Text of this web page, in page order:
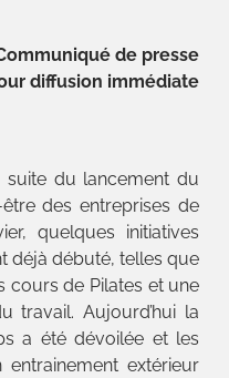
de presse
diffusion immédiate
suite du lancement du
des entreprises de
quelques initiatives
déjà débuté, telles que
cours de Pilates et une
travail. Aujourd’hui la
a été dévoilée et les
extérieur